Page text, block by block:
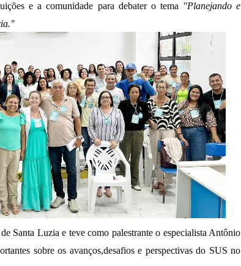
e a comunidade para debater o tema "Planejando e
Santa Luzia e teve como palestrante o especialista Antônio
sobre os avanços,desafios e perspectivas do SUS no